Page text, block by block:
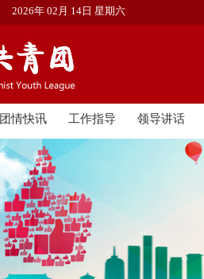
2026年 02月 14日 星期六
团情快讯 工作指导 领导讲话